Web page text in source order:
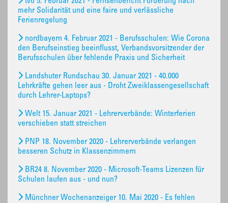
mehr Solidarität und eine faire und verlässliche
Ferienregelung
nordbayern 4. Februar 2021 - Berufsschulen: Wie Corona
den Berufseinstieg beeinflusst, Verbandsvorsitzender der
Berufsschulen über fehlende Praxis und Sicherheit
Landshuter Rundschau 30. Januar 2021 - 40.000
Lehrkräfte gehen leer aus - Droht Zweiklassengesellschaft
durch Lehrer-Laptops?
Welt 15. Januar 2021 - Lehrerverbände: Winterferien
verschieben statt streichen
PNP 18. November 2020 - Lehrerverbände verlangen
besseren Schutz in Klassenzimmern
BR24 8. November 2020 - Microsoft-Teams Lizenzen für
Schulen laufen aus - und nun?
Münchner Wochenanzeiger 10. Mai 2020 - Es fehlen